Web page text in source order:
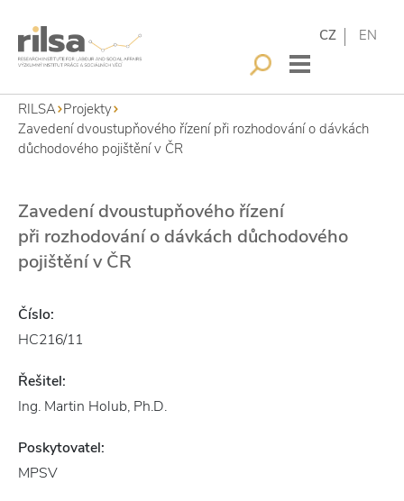
CZ EN
RILSA Projekty
Zavedení dvoustupňového řízení při rozhodování o dávkách
důchodového pojištění v ČR
Zavedení dvoustupňového řízení
při rozhodování o dávkách důchodového
pojištění v ČR
Číslo:
HC216/11
Řešitel:
Ing. Martin Holub, Ph.D.
Poskytovatel:
MPSV